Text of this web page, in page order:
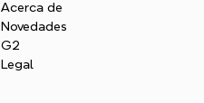
Acerca de
Novedades
G2
Legal